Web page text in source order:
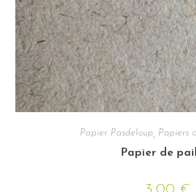
Papier Pasdeloup Papiers
Papier de